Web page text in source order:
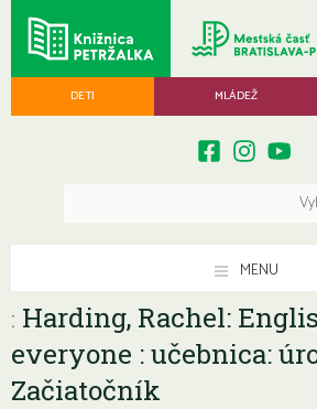
DETI MLÁDEŽ
MENU
: Harding, Rachel:
everyone : učebnica:
Začiatočník